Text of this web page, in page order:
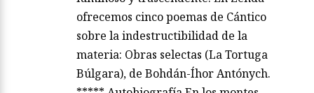
ofrecemos cinco poemas de Cántico
sobre la indestructibilidad de la
materia: Obras selectas (La Tortuga
Búlgara), de Bohdán-Íhor Antónych.